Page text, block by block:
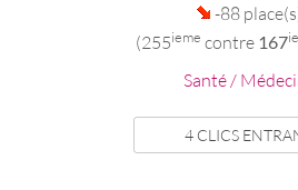
-88
(255ieme contre 167
Santé /
4 CLICS